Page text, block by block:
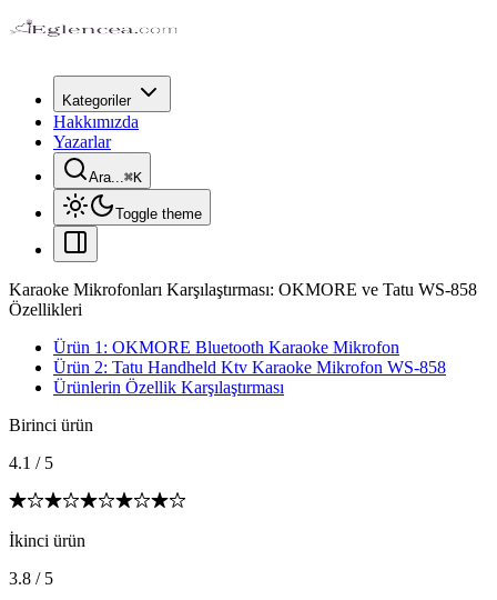
Kategoriler
Hakkımızda
Yazarlar
Ara...⌘K
Toggle theme
Karaoke Mikrofonları Karşılaştırması: OKMORE ve Tatu WS-858
Özellikleri
Ürün 1: OKMORE Bluetooth Karaoke Mikrofon
Ürün 2: Tatu Handheld Ktv Karaoke Mikrofon WS-858
Ürünlerin Özellik Karşılaştırması
Birinci ürün
4.1 / 5
İkinci ürün
3.8 / 5